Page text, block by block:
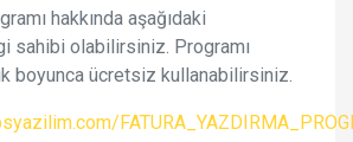
hakkında aşağıdaki
sahibi olabilirsiniz. Programı
boyunca ücretsiz kullanabilirsiniz.